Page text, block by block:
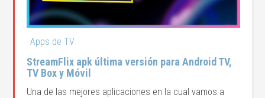
Apps de TV
StreamFlix apk última versión para Android TV,
TV Box y Móvil
Una de las mejores aplicaciones en la cual vamos a